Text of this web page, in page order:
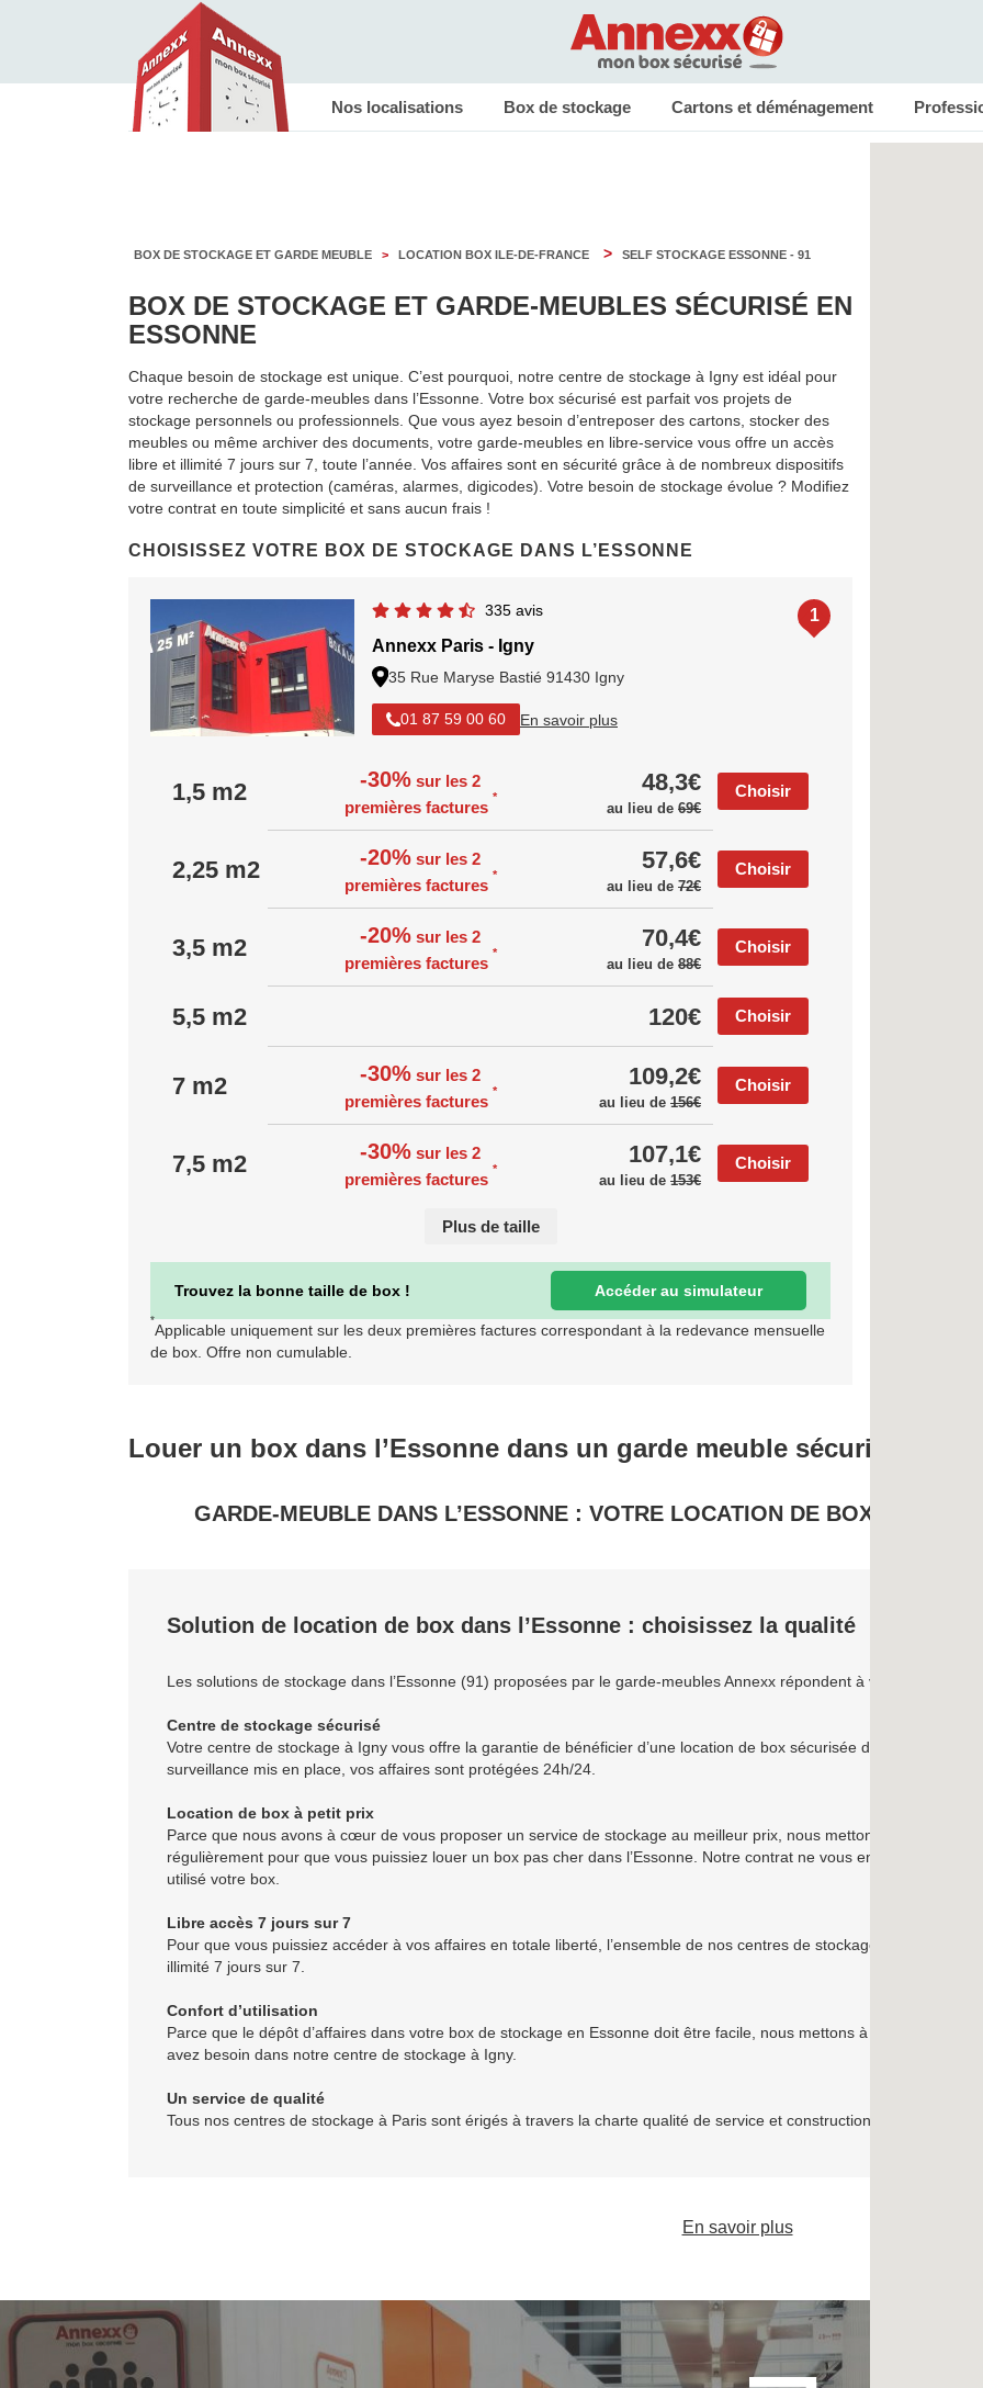
Nos localisations Box de stockage Cartons et déménagement
BOX DE STOCKAGE ET GARDE MEUBLE > LOCATION BOX ILE-DE-FRANCE > SELF STOCKAGE ESSONNE - 91
BOX DE STOCKAGE ET GARDE-MEUBLES SÉCURISÉ EN
ESSONNE
Chaque besoin de stockage est unique. C’est pourquoi, notre centre de stockage à Igny est idéal pour
votre recherche de garde-meubles dans l’Essonne. Votre box sécurisé est parfait vos projets de
stockage personnels ou professionnels. Que vous ayez besoin d’entreposer des cartons, stocker des
meubles ou même archiver des documents, votre garde-meubles en libre-service vous offre un accès
libre et illimité 7 jours sur 7, toute l’année. Vos affaires sont en sécurité grâce à de nombreux dispositifs
de surveillance et protection (caméras, alarmes, digicodes). Votre besoin de stockage évolue ? Modifiez
votre contrat en toute simplicité et sans aucun frais !
CHOISISSEZ VOTRE BOX DE STOCKAGE DANS L’ESSONNE
335 avis
Annexx Paris - Igny
35 Rue Maryse Bastié 91430 Igny
01 87 59 00 60 En savoir plus
1
1,5 m2 -30% sur les 2
premières factures
*
48,3€
au lieu de 69€
Choisir
2,25 m2 -20% sur les 2
premières factures
*
57,6€
au lieu de 72€
Choisir
3,5 m2 -20% sur les 2
premières factures
*
70,4€
au lieu de 88€
Choisir
5,5 m2 120€ Choisir
7 m2 -30% sur les 2
premières factures
*
109,2€
au lieu de 156€
Choisir
7,5 m2 -30% sur les 2
premières factures
*
107,1€
au lieu de 153€
Choisir
Plus de taille
Trouvez la bonne taille de box ! Accéder au simulateur
*
Applicable uniquement sur les deux premières factures correspondant à la redevance mensuelle
de box. Offre non cumulable.
Louer un box dans l’Essonne dans un garde meuble sécurisé :
GARDE-MEUBLE DANS L’ESSONNE : VOTRE LOCATION DE BOX ANNEXX
Solution de location de box dans l’Essonne : choisissez la qualité
Les solutions de stockage dans l’Essonne (91) proposées par le garde-meubles Annexx répondent à vos besoins et
Centre de stockage sécurisé
Votre centre de stockage à Igny vous offre la garantie de bénéficier d’une location de box sécurisée dans l’Essonne.
surveillance mis en place, vos affaires sont protégées 24h/24.
Location de box à petit prix
Parce que nous avons à cœur de vous proposer un service de stockage au meilleur prix, nous mettons tout en
régulièrement pour que vous puissiez louer un box pas cher dans l’Essonne. Notre contrat ne vous engage pas et
utilisé votre box.
Libre accès 7 jours sur 7
Pour que vous puissiez accéder à vos affaires en totale liberté, l’ensemble de nos centres de stockage et garde-
illimité 7 jours sur 7.
Confort d’utilisation
Parce que le dépôt d’affaires dans votre box de stockage en Essonne doit être facile, nous mettons à votre
avez besoin dans notre centre de stockage à Igny.
Un service de qualité
Tous nos centres de stockage à Paris sont érigés à travers la charte qualité de service et construction établie par la
En savoir plus